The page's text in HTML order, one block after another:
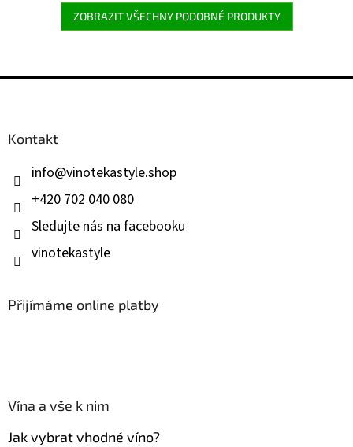
ZOBRAZIT VŠECHNY PODOBNÉ PRODUKTY
Z
Kontakt
info@vinotekastyle.shop
+420 702 040 080
Sledujte nás na facebooku
vinotekastyle
Přijímáme online platby
Vína a vše k nim
Jak vybrat vhodné víno?